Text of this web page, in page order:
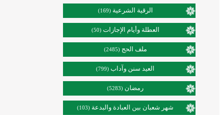
الرقية الشرعية (169)
العطلة وأيام الإجازات (50)
ملف الحج (2485)
العيد سنن وآداب (799)
رمضان (5283)
شهر شعبان بين العبادة والبدعة (103)